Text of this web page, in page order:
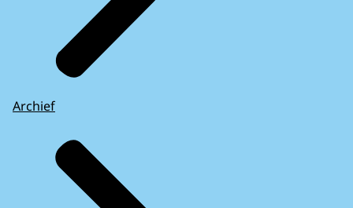
Archief